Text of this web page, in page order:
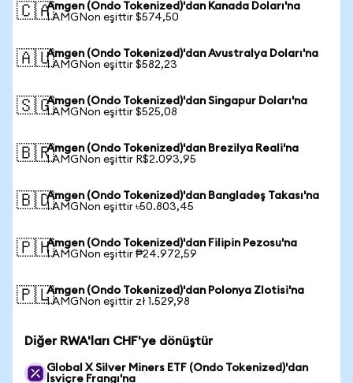
🇨🇦Amgen (Ondo Tokenized)'dan Kanada Doları'na
1 AMGNon eşittir $574,50
🇦🇺Amgen (Ondo Tokenized)'dan Avustralya Doları'na
1 AMGNon eşittir $582,23
🇸🇬Amgen (Ondo Tokenized)'dan Singapur Doları'na
1 AMGNon eşittir $525,08
🇧🇷Amgen (Ondo Tokenized)'dan Brezilya Reali'na
1 AMGNon eşittir R$2.093,95
🇧🇩Amgen (Ondo Tokenized)'dan Bangladeş Takası'na
1 AMGNon eşittir ৳50.803,45
🇵🇭Amgen (Ondo Tokenized)'dan Filipin Pezosu'na
1 AMGNon eşittir ₱24.972,59
🇵🇱Amgen (Ondo Tokenized)'dan Polonya Zlotisi'na
1 AMGNon eşittir zł 1.529,98
Diğer RWA'ları CHF'ye dönüştür
Global X Silver Miners ETF (Ondo Tokenized)'dan
İsviçre Frangı'na